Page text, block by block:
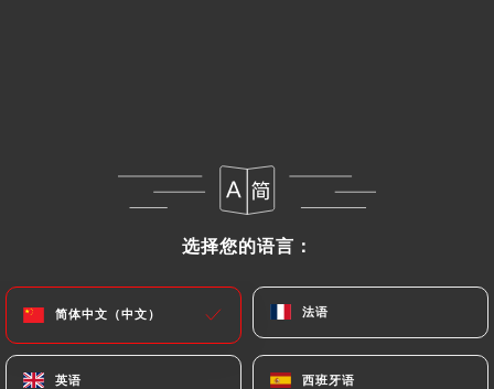
选择您的语言：
简体中文（中文） 法语
英语 西班牙语
86 Uniiti 评论
选择您的语言：
简体中文（中文） 法语
英语 西班牙语